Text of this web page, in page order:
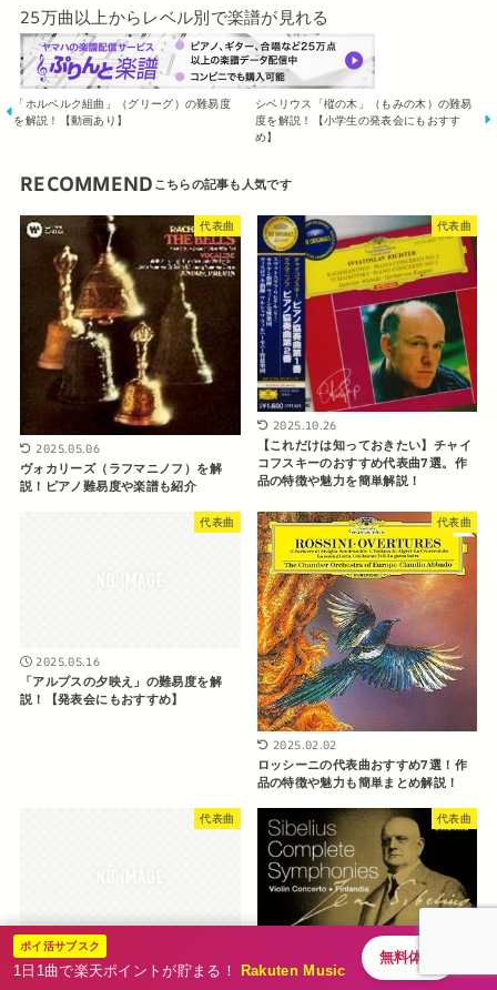
ポイ活サブスク
1日1曲で楽天ポイントが貯まる！ Rakuten Music
無料体験
25万曲以上からレベル別で楽譜が見れる
「ホルベルク組曲」（グリーグ）の難易度
を解説！【動画あり】
シベリウス「樅の木」（もみの木）の難易
度を解説！【小学生の発表会にもおすす
め】
RECOMMEND
代表曲
2025.05.06
ヴォカリーズ（ラフマニノフ）を解
説！ピアノ難易度や楽譜も紹介
代表曲
2025.10.26
【これだけは知っておきたい】チャイ
コフスキーのおすすめ代表曲7選。作
品の特徴や魅力を簡単解説！
代表曲
2025.05.16
「アルプスの夕映え」の難易度を解
説！【発表会にもおすすめ】
代表曲
2025.02.02
ロッシーニの代表曲おすすめ7選！作
品の特徴や魅力も簡単まとめ解説！
代表曲
2025.05.06
スクリャービンの幻想曲の難易度を解
代表曲